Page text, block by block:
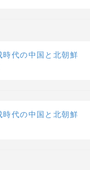
代の中国と北朝鮮
代の中国と北朝鮮